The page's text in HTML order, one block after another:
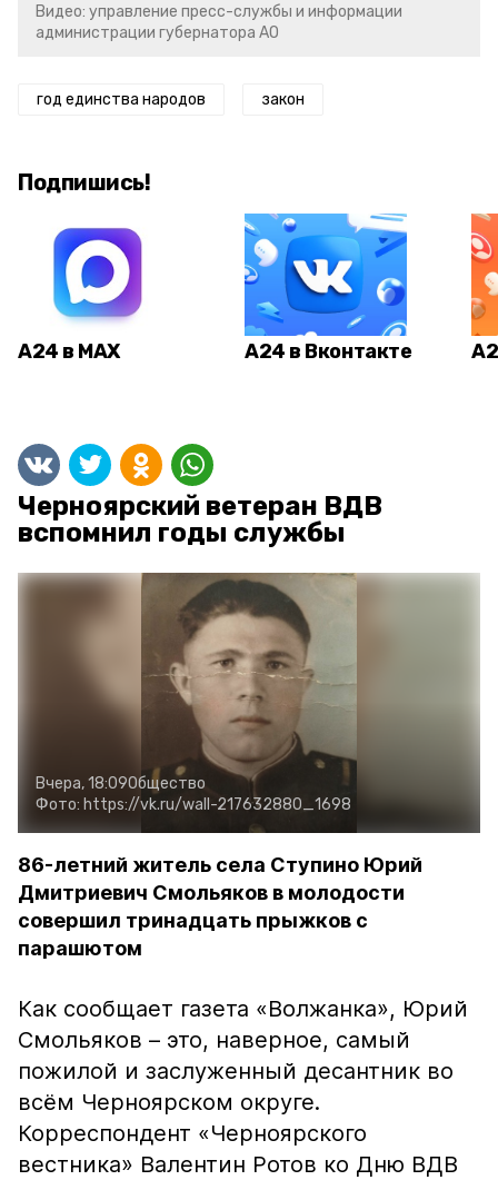
Видео: управление пресс-службы и информации
администрации губернатора АО
год единства народов закон
Подпишись!
А24 в MAX А24 в Вконтакте
Черноярский ветеран ВДВ
вспомнил годы службы
Вчера, 18:09Общество
Фото: https://vk.ru/wall-217632880_1698
86-летний житель села Ступино Юрий
Дмитриевич Смольяков в молодости
совершил тринадцать прыжков с
парашютом
Как сообщает газета «Волжанка», Юрий
Смольяков – это, наверное, самый
пожилой и заслуженный десантник во
всём Черноярском округе.
Корреспондент «Черноярского
вестника» Валентин Ротов ко Дню ВДВ